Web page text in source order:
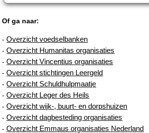
Of ga naar:
-Overzicht voedselbanken
-Overzicht Humanitas organisaties
-Overzicht Vincentius organisaties
-Overzicht stichtingen Leergeld
-Overzicht Schuldhulpmaatje
-Overzicht Leger des Heils
-Overzicht wijk-, buurt- en dorpshuizen
-Overzicht dagbesteding organisaties
-Overzicht Emmaus organisaties Nederland